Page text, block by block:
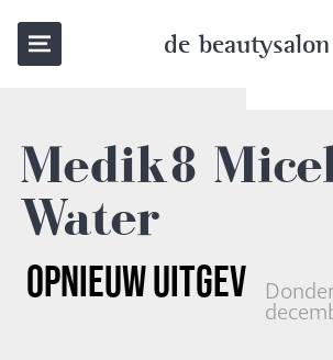
de beautysalon
Medik8
Water
OPNIEUW
TERUG NAAR OVERZICHT